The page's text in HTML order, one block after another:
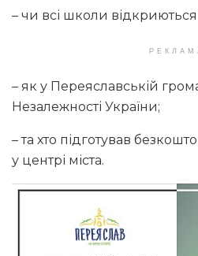
– чи всі школи відкриються
– як у Переяславській
Незалежності України;
– та хто підготував
у центрі міста.